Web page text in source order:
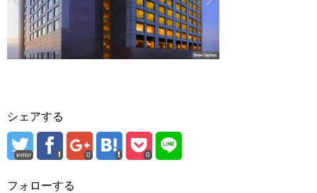
シェアする
error 0 0
フォローする